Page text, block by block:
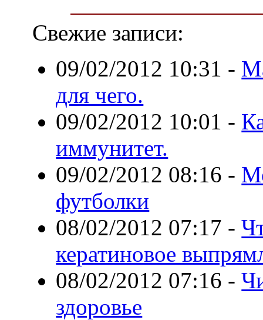
Свежие записи:
09/02/2012 10:31 -
для чего.
09/02/2012 10:01 -
иммунитет.
09/02/2012 08:16 -
футболки
08/02/2012 07:17 -
кератиновое
08/02/2012 07:16 -
здоровье